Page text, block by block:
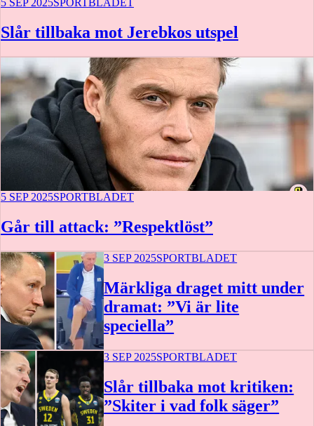
Slår tillbaka mot Jerebkos utspel
5 SEP 2025SPORTBLADET
Går till attack: ”Respektlöst”
3 SEP 2025SPORTBLADET
Märkliga draget mitt under
dramat: ”Vi är lite
speciella”
3 SEP 2025SPORTBLADET
Slår tillbaka mot kritiken:
”Skiter i vad folk säger”